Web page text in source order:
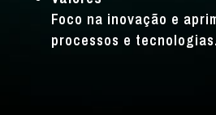
Foco na inovação e
processos e tecnologias.